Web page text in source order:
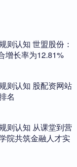
则认知 世盟股份：
增长率为12.81%
则认知 股配资网站
名
则认知 从课堂到营
院共筑金融人才实